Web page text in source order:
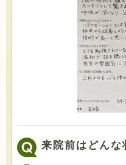
来院前はどんな